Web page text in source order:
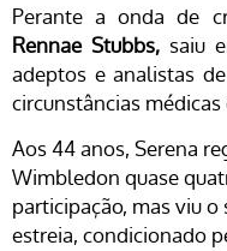
Perante a onda de
Rennae Stubbs, saiu
adeptos e analistas
circunstâncias médicas
Aos 44 anos, Serena
Wimbledon quase
participação, mas viu
estreia, condicionado